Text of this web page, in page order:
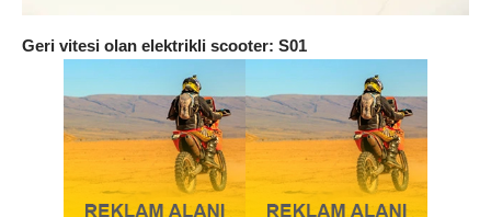
Geri vitesi olan elektrikli scooter: S01